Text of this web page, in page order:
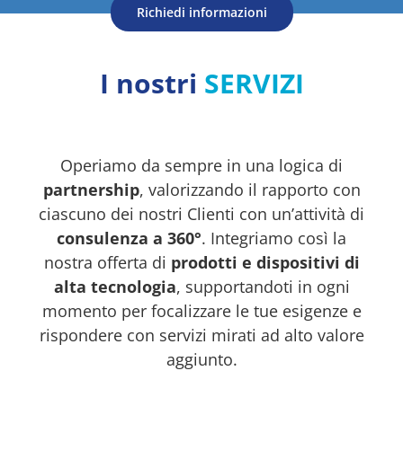
Richiedi informazioni
I nostri SERVIZI
Operiamo da sempre in una logica di
partnership, valorizzando il rapporto con
ciascuno dei nostri Clienti con un’attività di
consulenza a 360°. Integriamo così la
nostra offerta di prodotti e dispositivi di
alta tecnologia, supportandoti in ogni
momento per focalizzare le tue esigenze e
rispondere con servizi mirati ad alto valore
aggiunto.